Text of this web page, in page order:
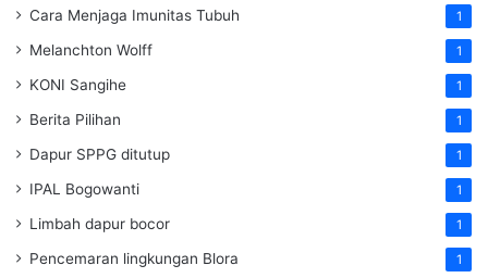
Cara Menjaga Imunitas Tubuh 1
Melanchton Wolff 1
KONI Sangihe 1
Berita Pilihan 1
Dapur SPPG ditutup 1
IPAL Bogowanti 1
Limbah dapur bocor 1
Pencemaran lingkungan Blora 1